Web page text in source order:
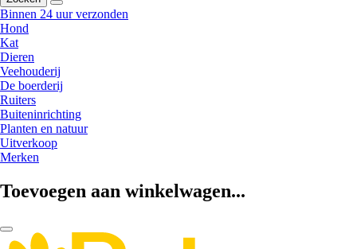
Binnen 24 uur verzonden
Hond
Kat
Dieren
Veehouderij
De boerderij
Ruiters
Buiteninrichting
Planten en natuur
Uitverkoop
Merken
Toevoegen aan winkelwagen...